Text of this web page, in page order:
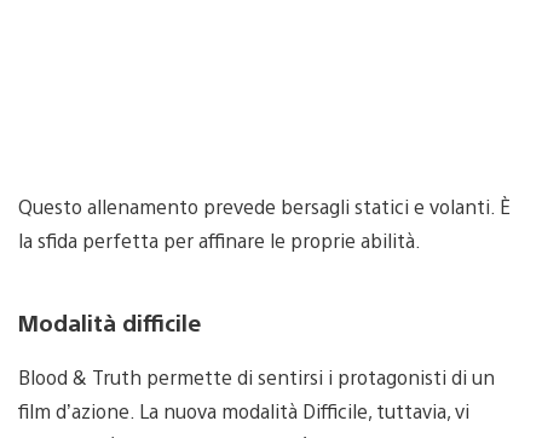
Questo allenamento prevede bersagli statici e volanti. È
la sfida perfetta per affinare le proprie abilità.
Modalità difficile
Blood & Truth permette di sentirsi i protagonisti di un
film d’azione. La nuova modalità Difficile, tuttavia, vi